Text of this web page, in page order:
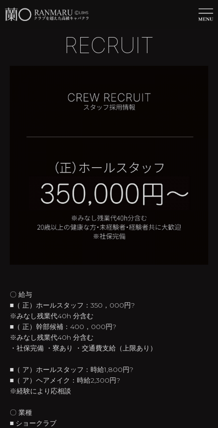
RECRUIT
〇 給与
■（ 正）ホールスタッフ：350，000円?
※みなし残業代40h 分含む
■（ 正）幹部候補：400，000円?
※みなし残業代40h 分含む
・社保完備 ・寮あり ・交通費支給（上限あり）
■（ ア）ホールスタッフ：時給1,800円?
■（ ア）ヘアメイク：時給2,300円?
※経験により応相談
〇 業種
■ ショークラブ